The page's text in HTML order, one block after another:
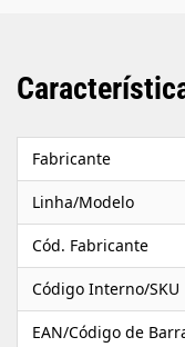
podem variar
disponibilidade do
Fabricante
Linha/Modelo
Cód. Fabricante
Código Interno/SKU
EAN/Código de